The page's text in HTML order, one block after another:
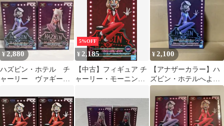
¥2,880
ハズビン・ホテル チ
ャーリー ヴァギー
カラー セット
5%OFF
¥ 2,185
【中古】フィギュア チ
ャーリー・モーニング
テルへようこそ」 モニ
タートップフィギュア
～Charlie Morningstar～
¥2,100
【アナザーカラー】ハ
ズビン・ホテルへよう
こそ チャーリーモーニ
ングスター